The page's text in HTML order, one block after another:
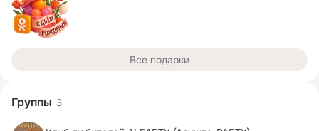
Все подарки
Группы 3